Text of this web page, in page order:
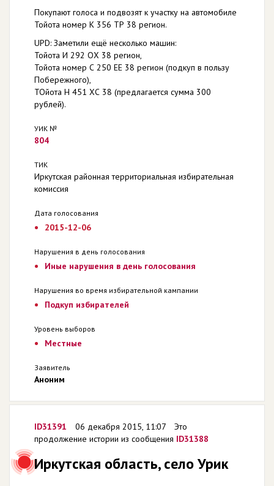
Покупают голоса и подвозят к участку на автомобиле
Тойота номер К 356 ТР 38 регион.
UPD: Заметили ещё несколько машин:
Тойота И 292 ОХ 38 регион,
Тойота номер С 250 ЕЕ 38 регион (подкуп в пользу
Побережного),
ТОйота Н 451 ХС 38 (предлагается сумма 300
рублей).
УИК №
804
ТИК
Иркутская районная территориальная избирательная
комиссия
Дата голосования
2015-12-06
Нарушения в день голосования
Иные нарушения в день голосования
Нарушения во время избирательной кампании
Подкуп избирателей
Уровень выборов
Местные
Заявитель
Аноним
ID31391 06 декабря 2015, 11:07
Это
продолжение истории из сообщения ID31388
Иркутская область, село Урик